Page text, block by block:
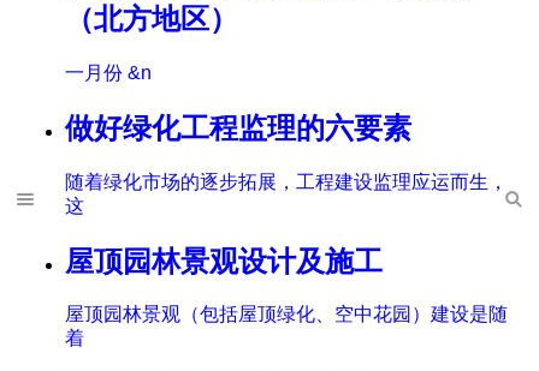
（北方地区）
一月份 &n
做好绿化工程监理的六要素
随着绿化市场的逐步拓展，工程建设监理应运而生，
这
屋顶园林景观设计及施工
屋顶园林景观（包括屋顶绿化、空中花园）建设是随
着